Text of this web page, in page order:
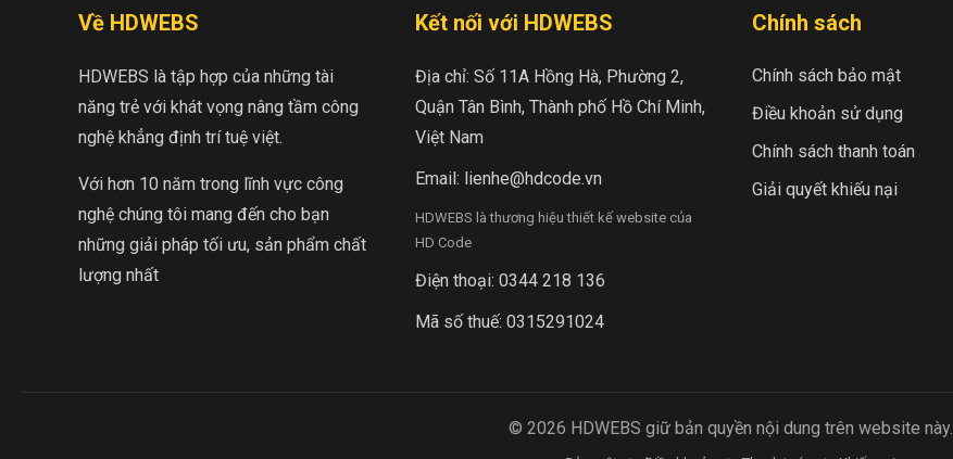
Về HDWEBS
HDWEBS là tập hợp của những tài
năng trẻ với khát vọng nâng tầm công
nghệ khẳng định trí tuệ việt.
Với hơn 10 năm trong lĩnh vực công
nghệ chúng tôi mang đến cho bạn
những giải pháp tối ưu, sản phẩm chất
lượng nhất
Kết nối với HDWEBS
Địa chỉ: Số 11A Hồng Hà, Phường 2,
Quận Tân Bình, Thành phố Hồ Chí Minh,
Việt Nam
Email: lienhe@hdcode.vn
HDWEBS là thương hiệu thiết kế website của
HD Code
Điện thoại: 0344 218 136
Mã số thuế: 0315291024
Chính sách
Chính sách bảo mật
Điều khoản sử dụng
Chính sách thanh toán
Giải quyết khiếu nại
© 2026 HDWEBS giữ bản quyền nội dung trên website này.